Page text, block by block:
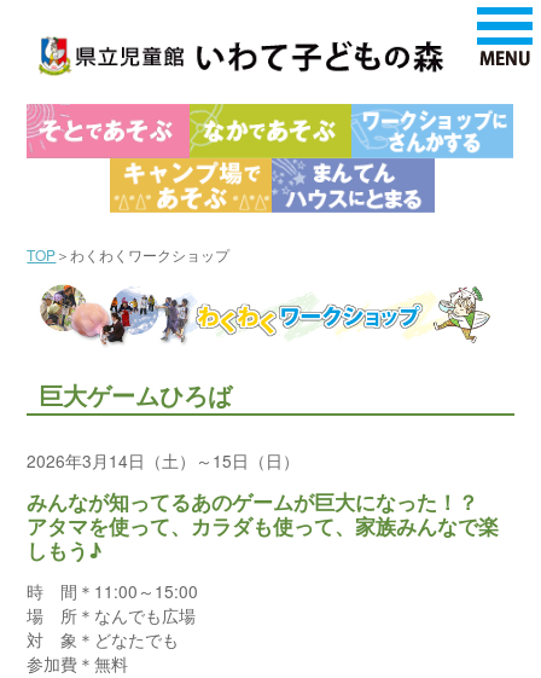
TOP＞わくわくワークショップ
巨大ゲームひろば
2026年3月14日（土）～15日（日）
みんなが知ってるあのゲームが巨大になった！？
アタマを使って、カラダも使って、家族みんなで楽
しもう♪
時 間＊11:00～15:00
場 所＊なんでも広場
対 象＊どなたでも
参加費＊無料